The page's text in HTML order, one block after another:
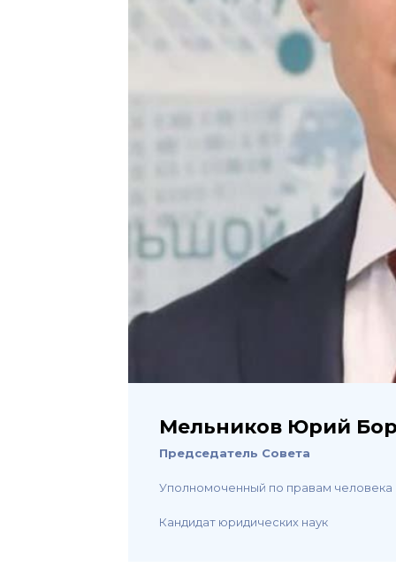
Мельников Юрий
Председатель Совета
Уполномоченный по правам
Кандидат юридических наук